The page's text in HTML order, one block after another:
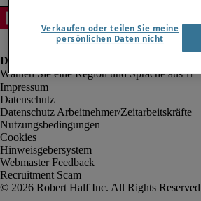
Impressum
Datenschutz
Datenschutz Arbeitnehmer/Zeitarbeitskräfte
Nutzungsbedingungen
Cookies
Hinweisgebersystem
Webmaster Feedback
Recruitment Scam
Verkaufen oder teilen Sie meine
persönlichen Daten nicht